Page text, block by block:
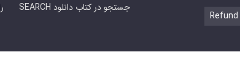
SEARCH جستجو در کتاب دانلود